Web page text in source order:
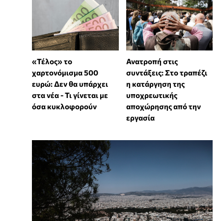
«Τέλος» το
χαρτονόμισμα 500
ευρώ: Δεν θα υπάρχει
στα νέα - Τι γίνεται με
όσα κυκλοφορούν
Ανατροπή στις
συντάξεις: Στο τραπέζι
η κατάργηση της
υποχρεωτικής
αποχώρησης από την
εργασία